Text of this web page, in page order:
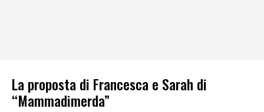
La proposta di Francesca e Sarah di
“Mammadimerda”